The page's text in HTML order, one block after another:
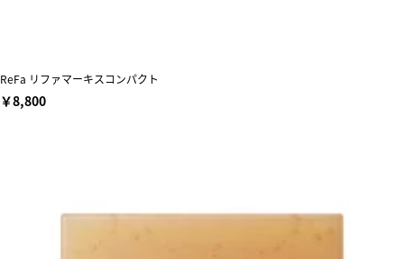
ReFa リファマーキスコンパクト
￥8,800